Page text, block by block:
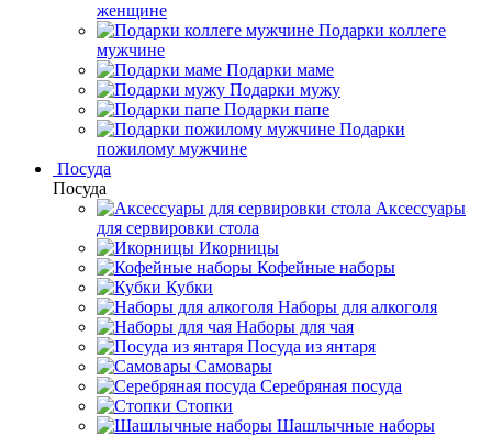
женщине
Подарки коллеге
мужчине
Подарки маме
Подарки мужу
Подарки папе
Подарки
пожилому мужчине
Посуда
Посуда
Аксессуары
для сервировки стола
Икорницы
Кофейные наборы
Кубки
Наборы для алкоголя
Наборы для чая
Посуда из янтаря
Самовары
Серебряная посуда
Стопки
Шашлычные наборы